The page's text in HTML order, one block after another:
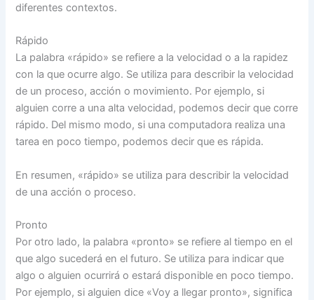
diferentes contextos.
Rápido
La palabra «rápido» se refiere a la velocidad o a la rapidez
con la que ocurre algo. Se utiliza para describir la velocidad
de un proceso, acción o movimiento. Por ejemplo, si
alguien corre a una alta velocidad, podemos decir que corre
rápido. Del mismo modo, si una computadora realiza una
tarea en poco tiempo, podemos decir que es rápida.
En resumen, «rápido» se utiliza para describir la velocidad
de una acción o proceso.
Pronto
Por otro lado, la palabra «pronto» se refiere al tiempo en el
que algo sucederá en el futuro. Se utiliza para indicar que
algo o alguien ocurrirá o estará disponible en poco tiempo.
Por ejemplo, si alguien dice «Voy a llegar pronto», significa